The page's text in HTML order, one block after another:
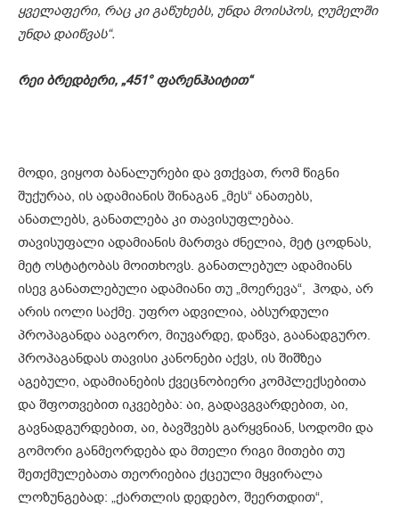
ყველაფერი, რაც კი გაწუხებს, უნდა მოისპოს, ღუმელში
უნდა დაიწვას“.
რეი ბრედბერი, „451° ფარენჰაიტით“
მოდი, ვიყოთ ბანალურები და ვთქვათ, რომ წიგნი
შუქურაა, ის ადამიანის შინაგან „მეს“ ანათებს,
ანათლებს, განათლება კი თავისუფლებაა.
თავისუფალი ადამიანის მართვა ძნელია, მეტ ცოდნას,
მეტ ოსტატობას მოითხოვს. განათლებულ ადამიანს
ისევ განათლებული ადამიანი თუ „მოერევა“, ჰოდა, არ
არის იოლი საქმე. უფრო ადვილია, აბსურდული
პროპაგანდა ააგორო, მიუვარდე, დაწვა, გაანადგურო.
პროპაგანდას თავისი კანონები აქვს, ის შიშზეა
აგებული, ადამიანების ქვეცნობიერი კომპლექსებითა
და შფოთვებით იკვებება: აი, გადავგვარდებით, აი,
გავნადგურდებით, აი, ბავშვებს გარყვნიან, სოდომი და
გომორი განმეორდება და მთელი რიგი მითები თუ
შეთქმულებათა თეორიებია ქცეული მყვირალა
ლოზუნგებად: „ქართლის დედებო, შეერთდით“,